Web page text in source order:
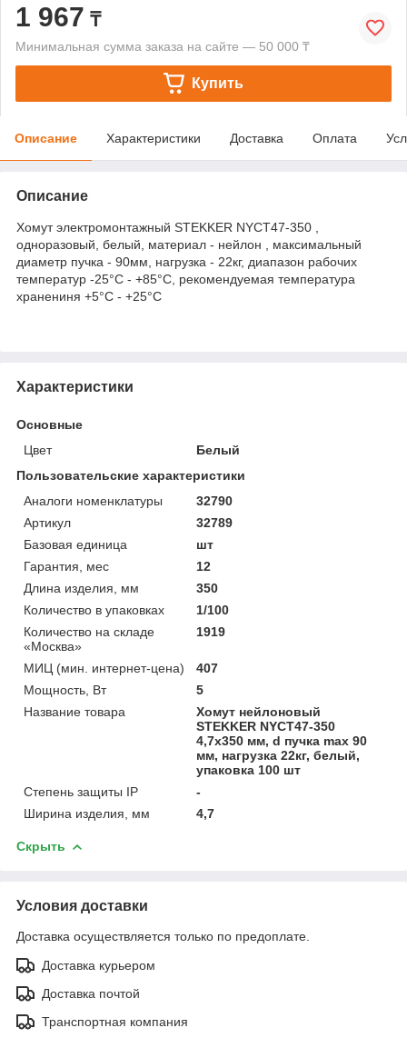
1 967 ₸
Минимальная сумма заказа на сайте — 50 000 ₸
Купить
Описание Характеристики Доставка Оплата
Описание
Хомут электромонтажный STEKKER NYCT47-350 ,
одноразовый, белый, материал - нейлон , максимальный
диаметр пучка - 90мм, нагрузка - 22кг, диапазон рабочих
температур -25°C - +85°C, рекомендуемая температура
хранениня +5°C - +25°C
Характеристики
Основные
Цвет
Белый
Пользовательские характеристики
Аналоги номенклатуры
32790
Артикул
32789
Базовая единица
шт
Гарантия, мес
12
Длина изделия, мм
350
Количество в упаковках
1/100
Количество на складе
«Москва»
1919
МИЦ (мин. интернет-цена)
407
Мощность, Вт
5
Название товара
Хомут нейлоновый
STEKKER NYCT47-350
4,7х350 мм, d пучка max 90
мм, нагрузка 22кг, белый,
упаковка 100 шт
Степень защиты IP
-
Ширина изделия, мм
4,7
Скрыть
Условия доставки
Доставка осуществляется только по предоплате.
Доставка курьером
Доставка почтой
Транспортная компания